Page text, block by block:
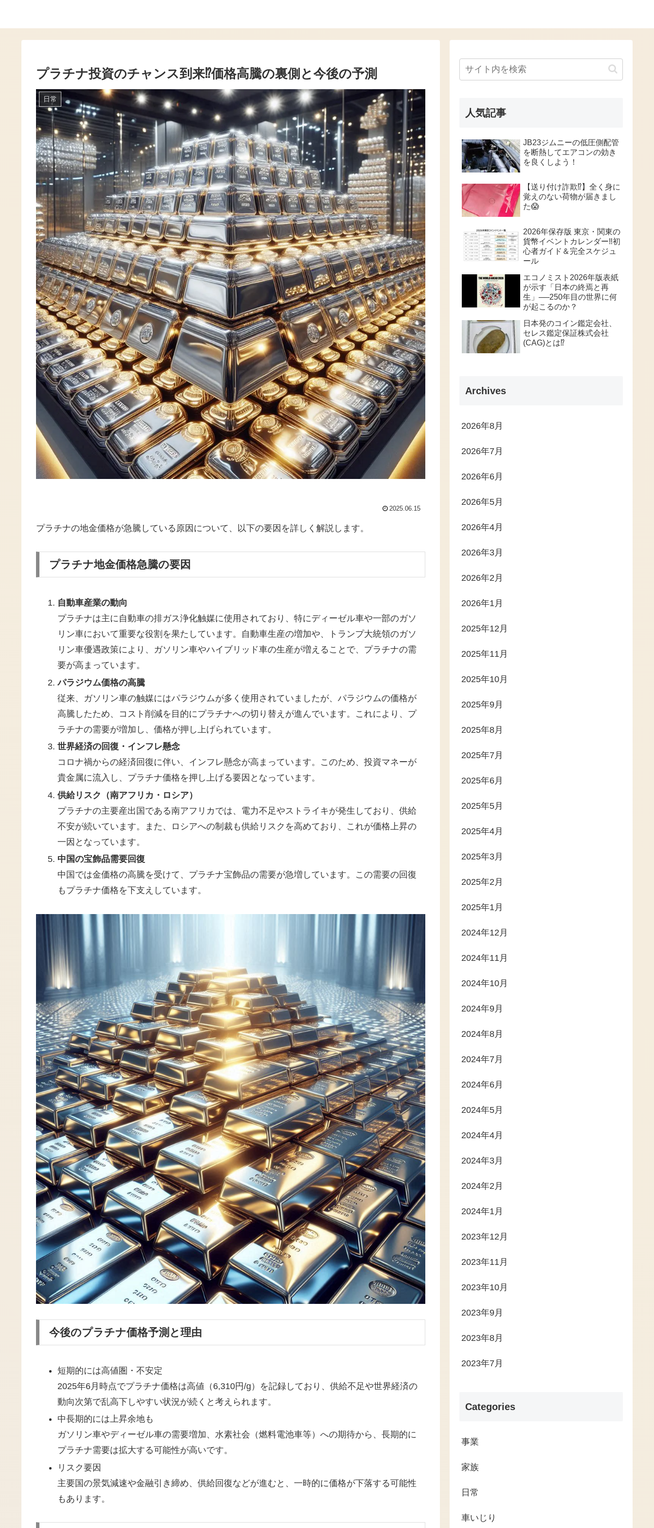
プラチナ投資のチャンス到来⁉️価格高騰の裏側と今後の予測
日常
2025.06.15
プラチナの地金価格が急騰している原因について、以下の要因を詳しく解説します。
プラチナ地金価格急騰の要因
自動車産業の動向
プラチナは主に自動車の排ガス浄化触媒に使用されており、特にディーゼル車や一部のガソ
リン車において重要な役割を果たしています。自動車生産の増加や、トランプ大統領のガソ
リン車優遇政策により、ガソリン車やハイブリッド車の生産が増えることで、プラチナの需
要が高まっています。
パラジウム価格の高騰
従来、ガソリン車の触媒にはパラジウムが多く使用されていましたが、パラジウムの価格が
高騰したため、コスト削減を目的にプラチナへの切り替えが進んでいます。これにより、プ
ラチナの需要が増加し、価格が押し上げられています。
世界経済の回復・インフレ懸念
コロナ禍からの経済回復に伴い、インフレ懸念が高まっています。このため、投資マネーが
貴金属に流入し、プラチナ価格を押し上げる要因となっています。
供給リスク（南アフリカ・ロシア）
プラチナの主要産出国である南アフリカでは、電力不足やストライキが発生しており、供給
不安が続いています。また、ロシアへの制裁も供給リスクを高めており、これが価格上昇の
一因となっています。
中国の宝飾品需要回復
中国では金価格の高騰を受けて、プラチナ宝飾品の需要が急増しています。この需要の回復
もプラチナ価格を下支えしています。
今後のプラチナ価格予測と理由
短期的には高値圏・不安定
2025年6月時点でプラチナ価格は高値（6,310円/g）を記録しており、供給不足や世界経済の
動向次第で乱高下しやすい状況が続くと考えられます。
中長期的には上昇余地も
ガソリン車やディーゼル車の需要増加、水素社会（燃料電池車等）への期待から、長期的に
プラチナ需要は拡大する可能性が高いです。
リスク要因
主要国の景気減速や金融引き締め、供給回復などが進むと、一時的に価格が下落する可能性
もあります。
人気記事
JB23ジムニーの低圧側配管
を断熱してエアコンの効き
を良くしよう！
【送り付け詐欺⁉️】全く身に
覚えのない荷物が届きまし
た😱
2026年保存版 東京・関東の
貨幣イベントカレンダー‼️初
心者ガイド＆完全スケジュ
ール
エコノミスト2026年版表紙
が示す「日本の終焉と再
生」──250年目の世界に何
が起こるのか？
日本発のコイン鑑定会社、
セレス鑑定保証株式会社
(CAG)とは⁉️
Archives
2026年8月
2026年7月
2026年6月
2026年5月
2026年4月
2026年3月
2026年2月
2026年1月
2025年12月
2025年11月
2025年10月
2025年9月
2025年8月
2025年7月
2025年6月
2025年5月
2025年4月
2025年3月
2025年2月
2025年1月
2024年12月
2024年11月
2024年10月
2024年9月
2024年8月
2024年7月
2024年6月
2024年5月
2024年4月
2024年3月
2024年2月
2024年1月
2023年12月
2023年11月
2023年10月
2023年9月
2023年8月
2023年7月
Categories
事業
家族
日常
車いじり